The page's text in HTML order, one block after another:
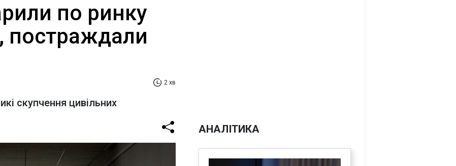
по ринку
постраждали
2 хв
скупчення цивільних
АНАЛІТИКА